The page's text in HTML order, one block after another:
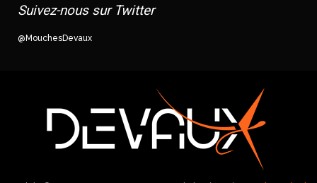
Suivez-nous sur Twitter
@MouchesDevaux